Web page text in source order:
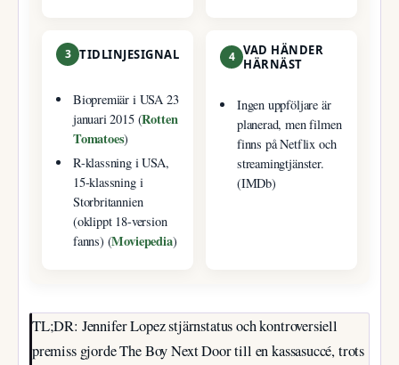
3 TIDLINJESIGNAL
Biopremiär i USA 23
januari 2015 (Rotten
Tomatoes)
R-klassning i USA,
15-klassning i
Storbritannien
(oklippt 18-version
fanns) (Moviepedia)
4 VAD HÄNDER
HÄRNÄST
Ingen uppföljare är
planerad, men filmen
finns på Netflix och
streamingtjänster.
(IMDb)
TL;DR: Jennifer Lopez stjärnstatus och kontroversiell
premiss gjorde The Boy Next Door till en kassasuccé, trots